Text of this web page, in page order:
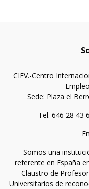
CIFV.-Centro
Sede: Plaza el
Tel. 646 28 43
Somos una
referente en España
Claustro de
Universitarios de